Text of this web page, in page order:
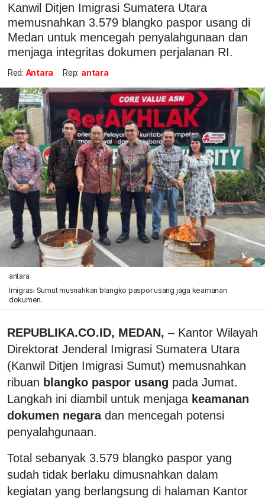
Kanwil Ditjen Imigrasi Sumatera Utara
memusnahkan 3.579 blangko paspor usang di
Medan untuk mencegah penyalahgunaan dan
menjaga integritas dokumen perjalanan RI.
Red: Antara Rep: antara
antara
Imigrasi Sumut musnahkan blangko paspor usang jaga keamanan
dokumen.
REPUBLIKA.CO.ID, MEDAN, – Kantor Wilayah
Direktorat Jenderal Imigrasi Sumatera Utara
(Kanwil Ditjen Imigrasi Sumut) memusnahkan
ribuan blangko paspor usang pada Jumat.
Langkah ini diambil untuk menjaga keamanan
dokumen negaradan mencegah potensi
penyalahgunaan.
Total sebanyak 3.579 blangko paspor yang
sudah tidak berlaku dimusnahkan dalam
kegiatan yang berlangsung di halaman Kantor